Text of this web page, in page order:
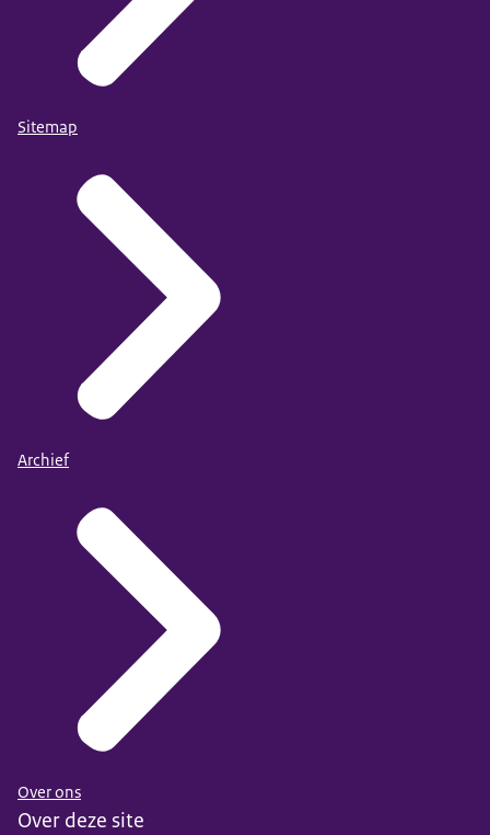
Sitemap
Archief
Over ons
Over deze site